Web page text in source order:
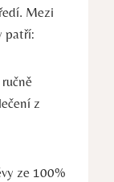
Mezi
patří:
z
ze 100%